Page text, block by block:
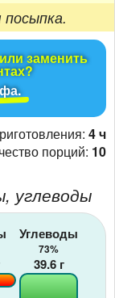
посыпка.
заменить
4 ч
порций: 10
углеводы
Углеводы
73%
39.6г